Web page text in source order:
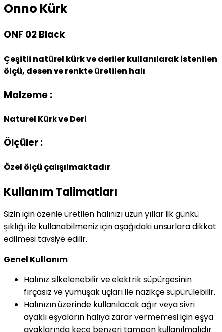
Onno Kürk
ONF 02 Black
Çeşitli natürel kürk ve deriler kullanılarak istenilen
ölçü, desen ve renkte üretilen halı
Malzeme :
Naturel Kürk ve Deri
Ölçüler :
Özel ölçü çalışılmaktadır
Kullanım Talimatları
Sizin için özenle üretilen halınızı uzun yıllar ilk günkü
şıklığı ile kullanabilmeniz için aşağıdaki unsurlara dikkat
edilmesi tavsiye edilir.
Genel Kullanım
Halınız silkelenebilir ve elektrik süpürgesinin
fırçasız ve yumuşak uçları ile nazikçe süpürülebilir.
Halınızın üzerinde kullanılacak ağır veya sivri
ayaklı eşyaların halıya zarar vermemesi için eşya
ayaklarında keçe benzeri tampon kullanılmalıdır